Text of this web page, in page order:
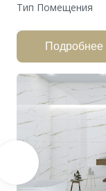
Тип Помещения
Подробнее